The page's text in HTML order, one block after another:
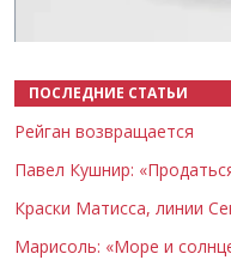
ПОСЛЕДНИЕ СТАТЬИ
Рейган возвращается
Павел Кушнир:
Краски Матисса, линии
Марисоль: «Море и